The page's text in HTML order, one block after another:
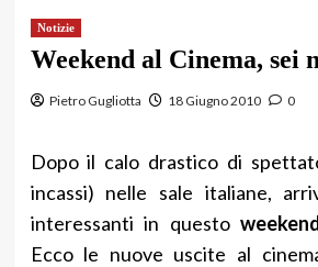
Notizie
Weekend al Cinema, sei
Pietro Gugliotta 18 Giugno 2010 0
Dopo il calo drastico di
incassi) nelle sale italiane,
interessanti in questo
Ecco le nuove uscite al